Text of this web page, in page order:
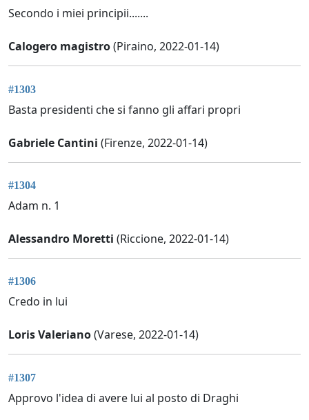
Secondo i miei principii.......
Calogero magistro(Piraino, 2022-01-14)
#1303
Basta presidenti che si fanno gli affari propri
Gabriele Cantini (Firenze, 2022-01-14)
#1304
Adam n. 1
Alessandro Moretti (Riccione, 2022-01-14)
#1306
Credo in lui
Loris Valeriano(Varese, 2022-01-14)
#1307
Approvo l'idea di avere lui al posto di Draghi